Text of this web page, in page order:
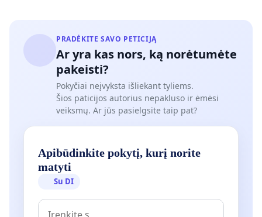
PRADĖKITE SAVO PETICIJĄ
Ar yra kas nors, ką norėtumėte
pakeisti?
Pokyčiai neįvyksta išliekant tyliems.
Šios paticijos autorius nepakluso ir ėmėsi
veiksmų. Ar jūs pasielgsite taip pat?
Apibūdinkite pokytį, kurį norite
matyti
Su DI